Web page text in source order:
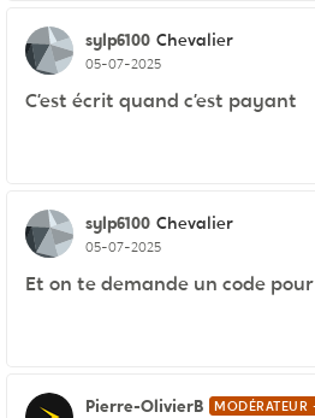
sylp6100 Chevalier
05-07-2025
C’est écrit quand c’est payant
sylp6100 Chevalier
05-07-2025
Et on te demande un code
Pierre-OlivierB MODÉRATEUR